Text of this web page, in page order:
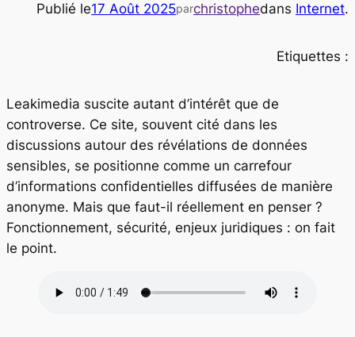
Publié le17 Août 2025parchristophedans Internet.
Etiquettes :
Leakimedia suscite autant d’intérêt que de
controverse. Ce site, souvent cité dans les
discussions autour des révélations de données
sensibles, se positionne comme un carrefour
d’informations confidentielles diffusées de manière
anonyme. Mais que faut-il réellement en penser ?
Fonctionnement, sécurité, enjeux juridiques : on fait
le point.